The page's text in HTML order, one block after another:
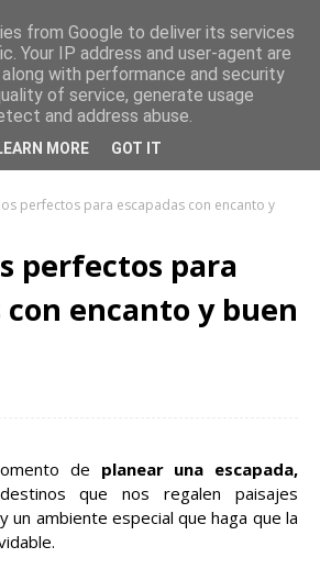
perfectos para escapadas con encanto y
perfectos para
con encanto y buen
de planear una escapada,
que nos regalen paisajes
un ambiente especial que haga que la
from Google to deliver its services
Your IP address and user-agent are
with performance and security
of service, generate usage
and address abuse.
MORE GOT IT